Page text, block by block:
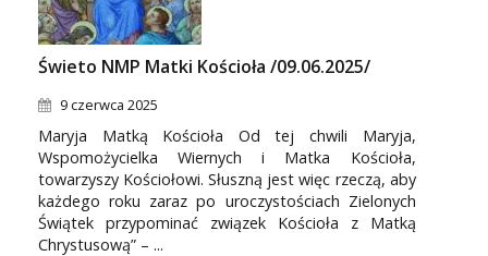
Świeto NMP Matki Kościoła /09.06.2025/
9 czerwca 2025
Maryja Matką Kościoła Od tej chwili Maryja,
Wspomożycielka Wiernych i Matka Kościoła,
towarzyszy Kościołowi. Słuszną jest więc rzeczą, aby
każdego roku zaraz po uroczystościach Zielonych
Świątek przypominać związek Kościoła z Matką
Chrystusową” – ...